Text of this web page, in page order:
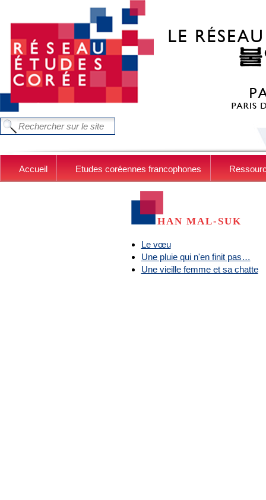
Aller au contenu principal
FORMULAIRE DE RECHERCHE
Chercher dans ce site
Accueil Etudes coréennes francophones
HAN MAL-SUK
Le vœu
Une pluie qui n'en finit pas…
Une vieille femme et sa chatte